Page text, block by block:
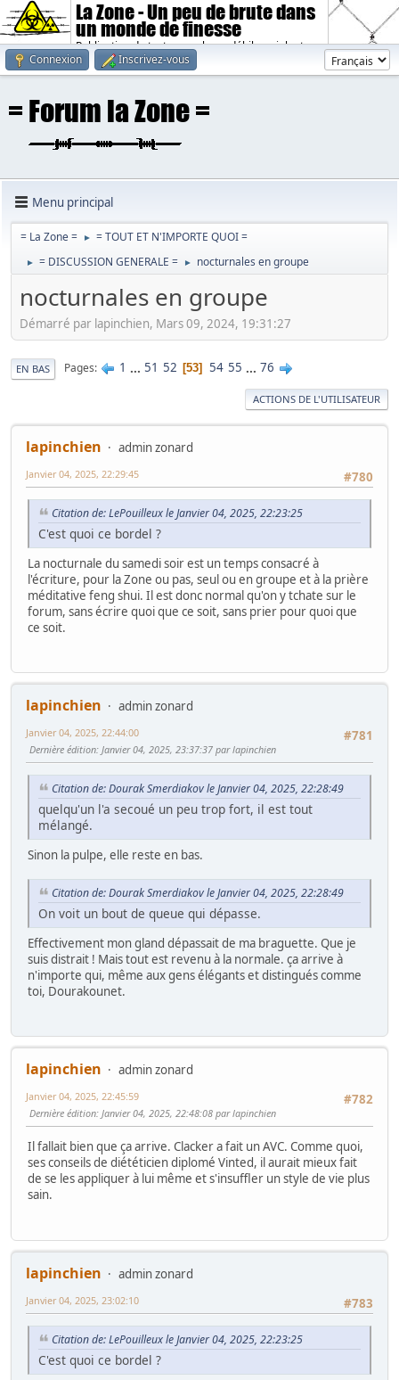
La Zone - Un peu de brute dans
un monde de finesse
Publication de textes sombres, débiles, violents.
Connexion
Inscrivez-vous
Menu principal
= La Zone = ► = TOUT ET N'IMPORTE QUOI =
► = DISCUSSION GENERALE = ► nocturnales en groupe
nocturnales en groupe
Démarré par lapinchien, Mars 09, 2024, 19:31:27
EN BAS Pages 1 ... 51 52 53 54 55 ... 76
ACTIONS DE L'UTILISATEUR
lapinchien
admin zonard
#780
Janvier 04, 2025, 22:29:45
Citation de: LePouilleux le Janvier 04, 2025, 22:23:25
C'est quoi ce bordel ?
La nocturnale du samedi soir est un temps consacré à
l'écriture, pour la Zone ou pas, seul ou en groupe et à la prière
méditative feng shui. Il est donc normal qu'on y tchate sur le
forum, sans écrire quoi que ce soit, sans prier pour quoi que
ce soit.
lapinchien
admin zonard
#781
Janvier 04, 2025, 22:44:00
Dernière édition: Janvier 04, 2025, 23:37:37 par lapinchien
Citation de: Dourak Smerdiakov le Janvier 04, 2025, 22:28:49
quelqu'un l'a secoué un peu trop fort, il est tout
mélangé.
Sinon la pulpe, elle reste en bas.
Citation de: Dourak Smerdiakov le Janvier 04, 2025, 22:28:49
On voit un bout de queue qui dépasse.
Effectivement mon gland dépassait de ma braguette. Que je
suis distrait ! Mais tout est revenu à la normale. ça arrive à
n'importe qui, même aux gens élégants et distingués comme
toi, Dourakounet.
lapinchien
admin zonard
#782
Janvier 04, 2025, 22:45:59
Dernière édition: Janvier 04, 2025, 22:48:08 par lapinchien
Il fallait bien que ça arrive. Clacker a fait un AVC. Comme quoi,
ses conseils de diététicien diplomé Vinted, il aurait mieux fait
de se les appliquer à lui même et s'insuffler un style de vie plus
sain.
lapinchien
admin zonard
#783
Janvier 04, 2025, 23:02:10
Citation de: LePouilleux le Janvier 04, 2025, 22:23:25
C'est quoi ce bordel ?